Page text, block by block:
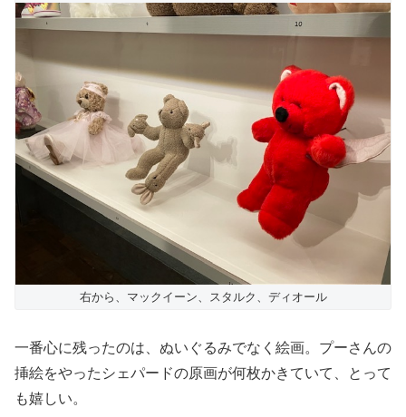
右から、マックイーン、スタルク、ディオール
一番心に残ったのは、ぬいぐるみでなく絵画。プーさんの
挿絵をやったシェパードの原画が何枚かきていて、とって
も嬉しい。